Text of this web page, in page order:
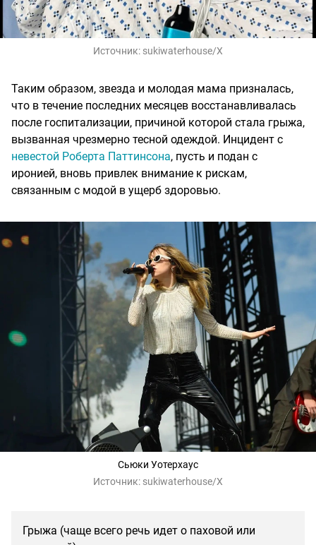
Источник: sukiwaterhouse/X
Таким образом, звезда и молодая мама призналась,
что в течение последних месяцев восстанавливалась
после госпитализации, причиной которой стала грыжа,
вызванная чрезмерно тесной одеждой. Инцидент с
невестой Роберта Паттинсона, пусть и подан с
иронией, вновь привлек внимание к рискам,
связанным с модой в ущерб здоровью.
Сьюки Уотерхаус
Источник: sukiwaterhouse/X
Грыжа (чаще всего речь идет о паховой или